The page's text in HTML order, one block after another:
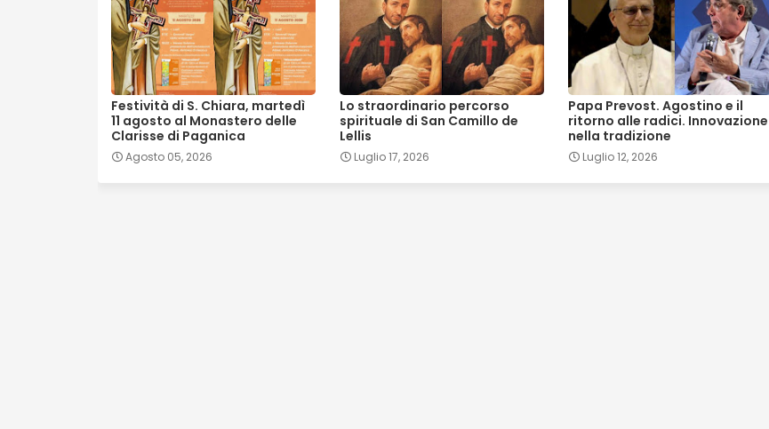
Festività di S. Chiara, martedì
11 agosto al Monastero delle
Clarisse di Paganica
Agosto 05, 2026
Lo straordinario percorso
spirituale di San Camillo de
Lellis
Luglio 17, 2026
Papa Prevost. Agostino e il
ritorno alle radici. Innovazione
nella tradizione
Luglio 12, 2026